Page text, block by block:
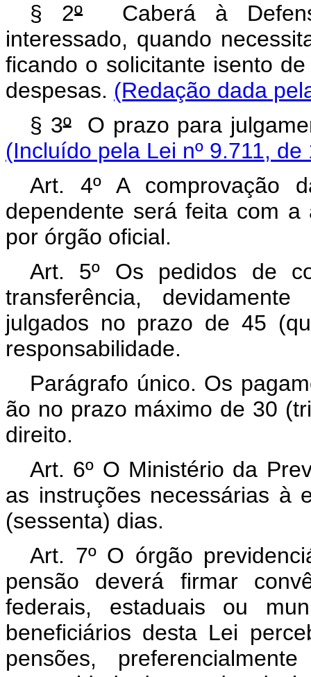
§ 2ºCaberá à
interessado, quando
ficando o solicitante isento
despesas. (Redação dada
§ 3ºO prazo para
(Incluído pela Lei nº 9.711, de
Art. 4º A comprovação
dependente será feita com a
por órgão oficial.
Art. 5º Os pedidos de
transferência,
julgados no prazo de 45
responsabilidade.
Parágrafo único. Os
ão no prazo máximo de 30
direito.
Art. 6º O Ministério da
as instruções necessárias à
(sessenta) dias.
Art. 7º O órgão
pensão deverá firmar
federais, estaduais ou
beneficiários desta Lei
pensões,